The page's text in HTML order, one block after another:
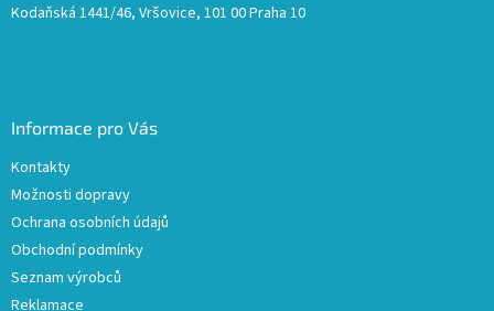
Kodaňská 1441/46, Vršovice, 101 00 Praha 10
Informace pro Vás
Kontakty
Možnosti dopravy
Ochrana osobních údajů
Obchodní podmínky
Seznam výrobců
Reklamace